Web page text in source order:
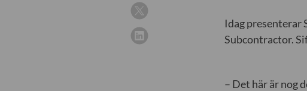
Idag presenterar
Subcontractor.
– Det här är nog